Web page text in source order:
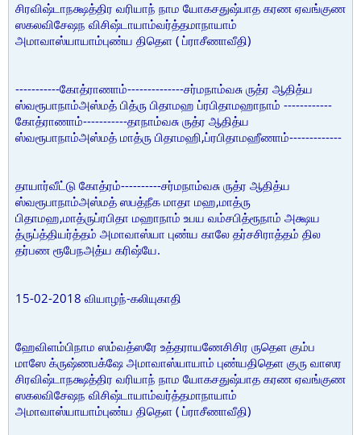
சிரவிஷ்டாநக்ஷத்திர வரியாந் நாம யோகசதுஷ்பாத கரண ஏவங்குண
ஸகலவிசேஷந விசிஷ்டாயாம்வர்த்தமாநாயாம்
அமாவாஸ்யாயாம்புண்ய திதெள ( ப்ராசீணாவீதி)
-----------கோத்ராணாம்--------------சர்மநாம்வசு ருத்ர ஆதித்ய
ஸ்வரூபாநாம்அஸ்மத் பித்ரு பிதாமஹ ப்ரபிதாமஹாநாம் ------------
கோத்ராணாம்-----------தாநாம்வசு ருத்ர ஆதித்ய
ஸ்வரூபாநாம்அஸ்மத் மாத்ரு பிதாமஹி,ப்ரபிதாமஹீணாம்-------------
தாயார்வீட்டு கோத்ரம்----------சர்மநாம்வசு ருத்ர ஆதித்ய
ஸ்வரூபாநாம்அஸ்மத் ஸபத்நீக மாதா மஹ,மாத்ரு
பிதாமஹ,மாத்ருப்ரபிதா மஹாநாம் உபய வம்சபித்ரூநாம் அக்ஷய
த்ருப்த்தியர்த்தம் அமாவாஸ்யா புண்ய காலே தர்சசிராத்தம் தில
தர்பண ரூபேநஅத்ய கரிஷ்யே.
15-02-2018 வியாழந்-கலியுகாதி
ஹேவிளம்பிநாம ஸம்வத்ஸரே உத்தராயணேசிசிர ருதெள கும்ப
மாஸே க்ருஷ்ணபக்ஷே அமாவாஸ்யாயாம் புண்யதிதெள குரு வாஸர
சிரவிஷ்டாநக்ஷத்திர வரியாந் நாம யோகசதுஷ்பாத கரண ஏவங்குண
ஸகலவிசேஷந விசிஷ்டாயாம்வர்த்தமாநாயாம்
அமாவாஸ்யாயாம்புண்ய திதெள ( ப்ராசீணாவீதி)